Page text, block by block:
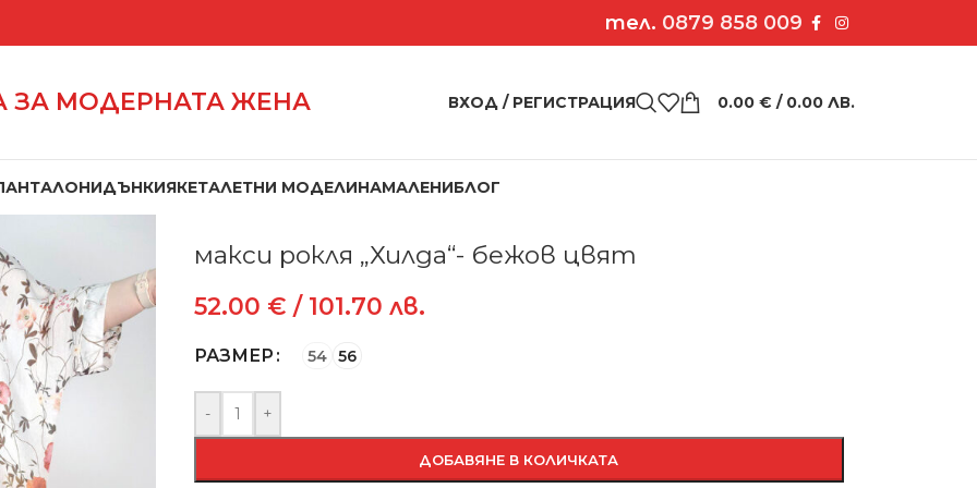
тел. 0879 858 009
ЗА МОДЕРНАТА ЖЕНА ВХОД / РЕГИСТРАЦИЯ 0.00 € / 0.00 ЛВ.
ДЪНКИЯКЕТАЛЕТНИ МОДЕЛИНАМАЛЕНИБЛОГ
макси рокля „Хилда“- бежов цвят
52.00 € / 101.70 лв.
РАЗМЕР 54 56
- +
ДОБАВЯНЕ В КОЛИЧКАТА